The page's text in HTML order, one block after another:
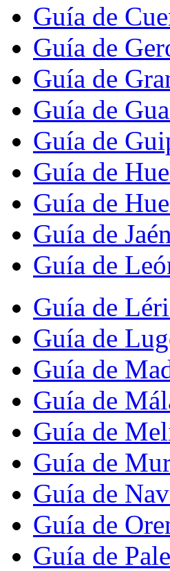
Guía de
Guía de
Guía de
Guía de
Guía de
Guía de
Guía de
Guía de Jaén
Guía de
Guía de
Guía de
Guía de
Guía de
Guía de
Guía de
Guía de
Guía de
Guía de